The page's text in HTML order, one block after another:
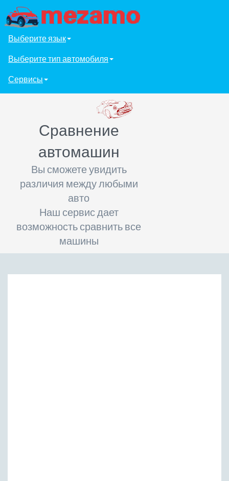
Выберите язык
Выберите тип автомобиля
Сервисы
Сравнение
автомашин
Вы сможете увидить
различия между любыми
авто
Наш сервис дает
возможность сравнить все
машины